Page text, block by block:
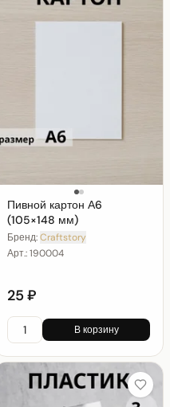
Пивной картон А6
(105×148 мм)
Бренд:Craftstory
Арт.:190004
25 ₽
В корзину